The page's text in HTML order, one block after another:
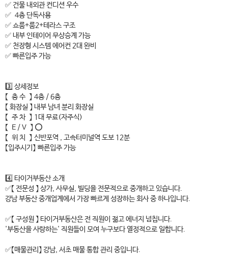
✅ 건물 내외관 컨디션 우수
✅ 4층 단독사용
✅ 쇼룸+룸2+테라스 구조
✅ 내부 인테이어 무상승계 가능
✅ 천장형 시스템 에어컨 2대 완비
✅ 빠른입주 가능
3️⃣ 상세정보
【 층 수 】 4층 / 6층
【 화장실 】 내부 남녀 분리 화장실
【 주 차 】 1대 무료(자주식)
【 E / V 】 ⭕
【 위 치 】 신반포역 , 고속터미널역 도보 12분
【입주시기】 빠른입주 가능
4️⃣ 타이거부동산 소개
✅【 전문성 】 상가, 사무실, 빌딩을 전문적으로 중개하고 있습니다.
강남 부동산 중개업계에서 가장 빠르게 성장하는 회사 중 하나입니다.
✅【 구성원 】 타이거부동산은 전 직원이 젊고 에너지 넘칩니다.
'부동산을 사랑하는' 직원들이 모여 누구보다 열정적으로 일합니다.
✅【매물관리】 강남, 서초 매물 통합 관리 중입니다.